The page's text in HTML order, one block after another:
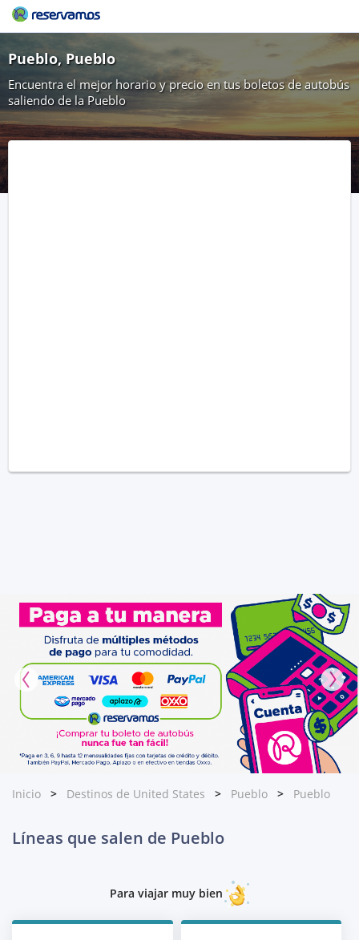
Pueblo, Pueblo
Encuentra el mejor horario y precio en tus boletos de autobús
saliendo de la Pueblo
Inicio Destinos de United States Pueblo Pueblo
Líneas que salen de Pueblo
Para viajar muy bien